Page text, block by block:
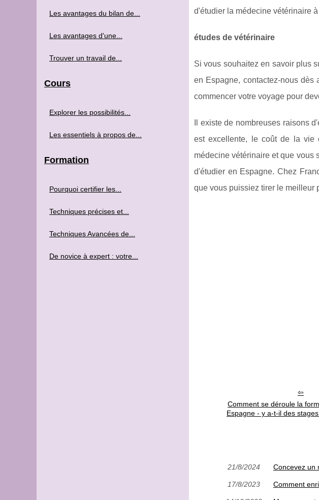
d'étudier la médecine vétérinaire à
études de vétérinaire
Si vous souhaitez en savoir plus
en Espagne, contactez-nous dès
commencer votre voyage pour
Il existe de nombreuses raisons
est excellente, le coût de la vie
médecine vétérinaire et que vous
d'étudier en Espagne. Chez
que vous puissiez tirer le meilleur
Comment se déroule la
Espagne - y a-t-il des
21/8/2024 Concevez un
17/8/2023 Comment
Les avantages du bilan de...
Les avantages d'une...
Trouver un travail de...
Cours
Explorer les possibilités...
Les essentiels à propos de...
Formation
Pourquoi certifier les...
Techniques précises et...
Techniques Avancées de...
De novice à expert : votre...